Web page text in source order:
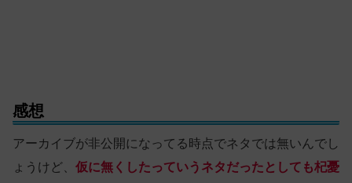
感想
アーカイブが非公開になってる時点でネタでは無いんでし
ょうけど、 仮に無くしたっていうネタだったとしても杞憂